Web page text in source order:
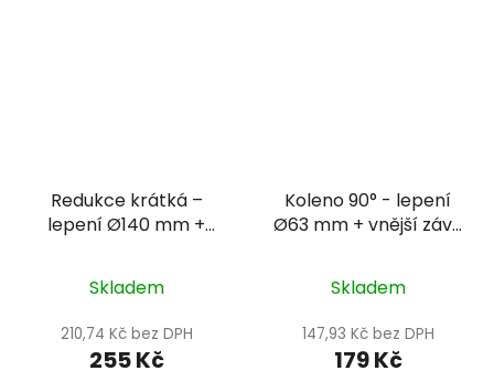
Redukce krátká –
lepení Ø140 mm +
Skladem
210,74 Kč bez DPH
255 Kč
Koleno 90° - lepení
Ø63 mm + vnější závit
Skladem
147,93 Kč bez DPH
179 Kč